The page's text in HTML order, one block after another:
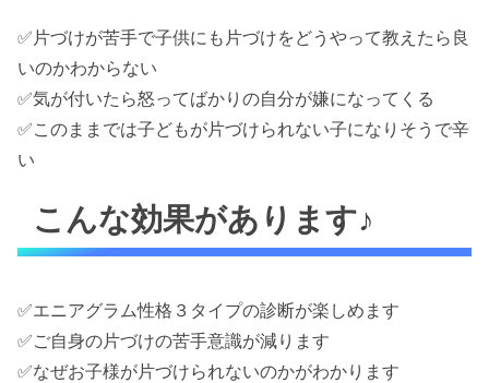
✅片づけが苦手で子供にも片づけをどうやって教えたら良
いのかわからない
✅気が付いたら怒ってばかりの自分が嫌になってくる
✅このままでは子どもが片づけられない子になりそうで辛
い
こんな効果があります♪
✅エニアグラム性格３タイプの診断が楽しめます
✅ご自身の片づけの苦手意識が減ります
✅なぜお子様が片づけられないのかがわかります